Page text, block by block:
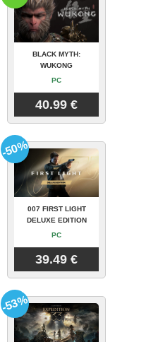
BLACK MYTH:
WUKONG
PC
40.99 €
007 FIRST LIGHT
DELUXE EDITION
PC
39.49 €
-50%
-53%